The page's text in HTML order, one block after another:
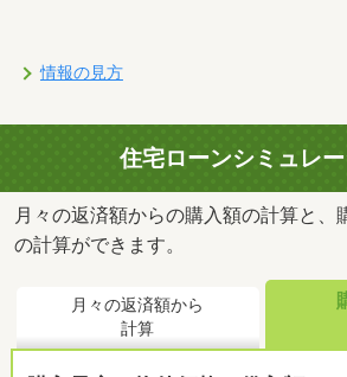
情報の見方
住宅ローンシミュレ
月々の返済額からの購入額の計算と、
の計算ができます。
月々の返済額から
計算